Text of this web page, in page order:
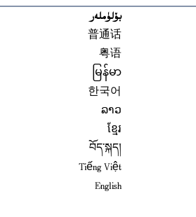
بۆلۈملەر
普通话
粤语
မြန်မာ
한국어
ລາວ
ខ្មែរ
བོད་སྐད།
Tiếng Việt
English